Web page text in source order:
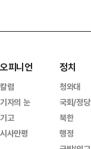
오피니언
칼럼
기자의 눈
기고
시사만평
정치
청와대
국회/정당
북한
행정